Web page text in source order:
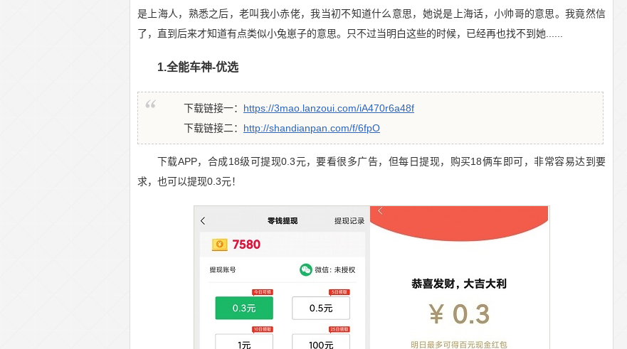
是上海人，熟悉之后，老叫我小赤佬，我当初不知道什么意思，她说是上海话，小帅哥的意思。我竟然信
了，直到后来才知道有点类似小兔崽子的意思。只不过当明白这些的时候，已经再也找不到她......
1.全能车神-优选
下载链接一： https://3mao.lanzoui.com/iA470r6a48f
下载链接二： http://shandianpan.com/f/6fpO
下载APP，合成18级可提现0.3元，要看很多广告，但每日提现，购买18俩车即可，非常容易达到要
求，也可以提现0.3元！